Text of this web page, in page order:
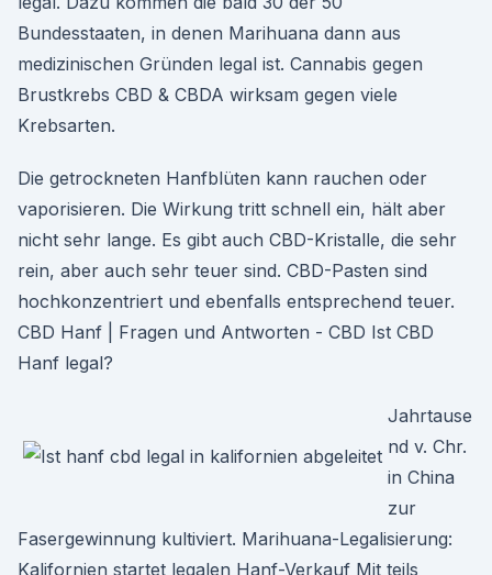
Bundesstaaten, in denen Marihuana dann aus
medizinischen Gründen legal ist. Cannabis gegen
Brustkrebs CBD & CBDA wirksam gegen viele
Krebsarten.
Die getrockneten Hanfblüten kann rauchen oder
vaporisieren. Die Wirkung tritt schnell ein, hält aber
nicht sehr lange. Es gibt auch CBD-Kristalle, die sehr
rein, aber auch sehr teuer sind. CBD-Pasten sind
hochkonzentriert und ebenfalls entsprechend teuer.
CBD Hanf | Fragen und Antworten - CBD Ist CBD
Hanf legal?
Jahrtause
nd v. Chr.
in China
zur
Fasergewinnung kultiviert. Marihuana-Legalisierung:
Kalifornien startet legalen Hanf-Verkauf Mit teils